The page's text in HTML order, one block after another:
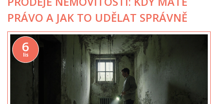
PRÁVO A JAK TO UDĚLAT SPRÁVNĚ
6
lis